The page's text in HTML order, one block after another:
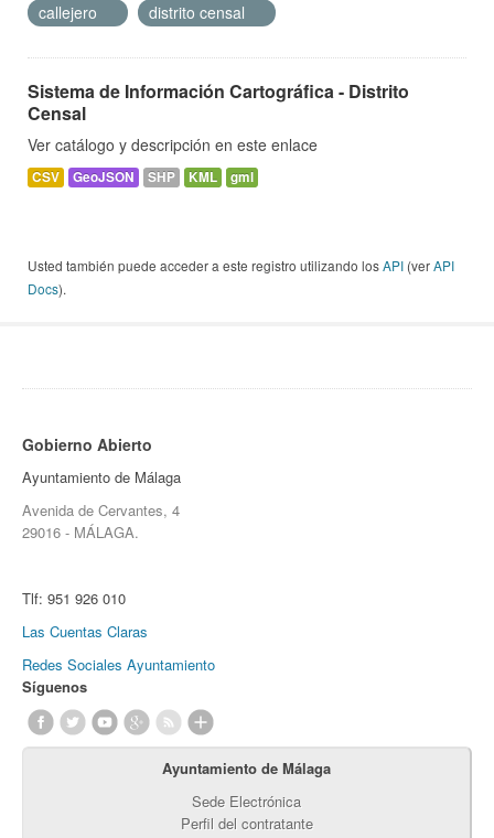
callejero
distrito censal
Sistema de Información Cartográfica - Distrito
Censal
Ver catálogo y descripción en este enlace
CSV GeoJSON SHP KML gml
Usted también puede acceder a este registro utilizando losAPI (verAPI
Docs).
Gobierno Abierto
Ayuntamiento de Málaga
Avenida de Cervantes, 4
29016 - MÁLAGA.
Tlf: 951 926 010
Las Cuentas Claras
Redes Sociales Ayuntamiento
Síguenos
Ayuntamiento de Málaga
Sede Electrónica
Perfil del contratante